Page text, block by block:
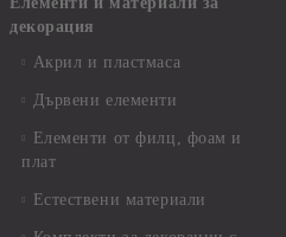
декорация
Акрил и пластмаса
Дървени елементи
Елементи от филц, фоам и
плат
Естествени материали